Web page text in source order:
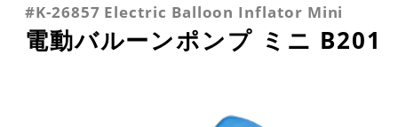
#K-26857 Electric Balloon Inflator Mini
電動バルーンポンプ ミニ B201